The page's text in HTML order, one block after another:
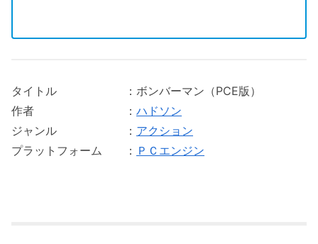
タイトル ：ボンバーマン（PCE版）
作者 ： ハドソン
ジャンル ： アクション
プラットフォーム ： ＰＣエンジン